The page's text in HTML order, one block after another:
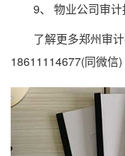
9、 物业公司审计
了解更多郑州审计
18611114677(同微信)